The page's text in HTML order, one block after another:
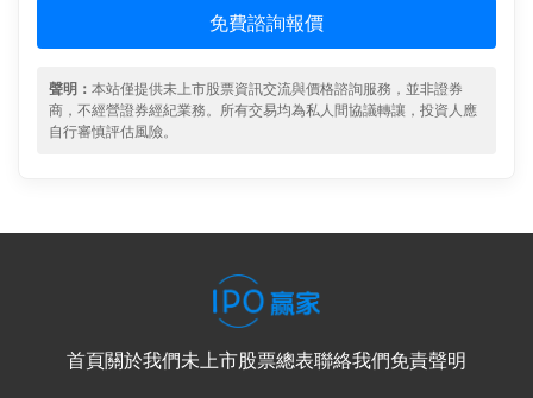
免費諮詢報價
聲明： 本站僅提供未上市股票資訊交流與價格諮詢服務，並非證券
商，不經營證券經紀業務。所有交易均為私人間協議轉讓，投資人應
自行審慎評估風險。
首頁關於我們未上市股票總表聯絡我們免責聲明